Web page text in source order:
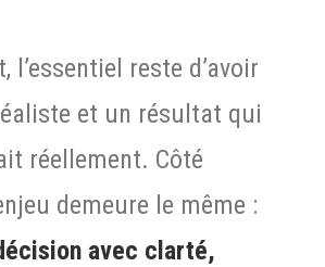
l’essentiel reste d’avoir
et un résultat qui
réellement. Côté
demeure le même :
avec clarté,